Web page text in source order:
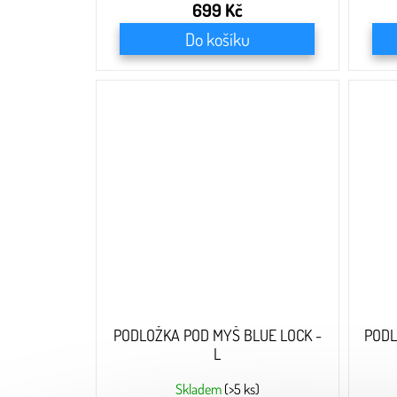
699 Kč
Do košíku
PODLOŽKA POD MYŠ BLUE LOCK -
L
Skladem (>5 ks)